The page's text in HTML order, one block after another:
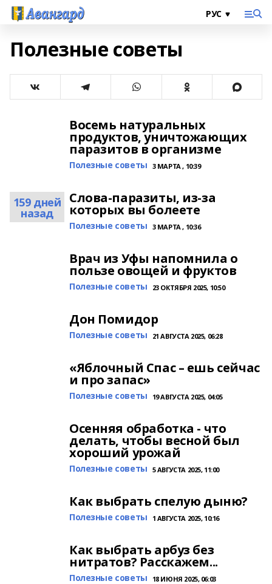
Полезные советы
Восемь натуральных
продуктов, уничтожающих
паразитов в организме
Полезные советы 3 МАРТА , 10:39
159 дней
назад
Слова-паразиты, из-за
которых вы болеете
Полезные советы 3 МАРТА , 10:36
Врач из Уфы напомнила о
пользе овощей и фруктов
Полезные советы 23 ОКТЯБРЯ 2025, 10:50
Дон Помидор
Полезные советы 21 АВГУСТА 2025, 06:28
«Яблочный Спас – ешь сейчас
и про запас»
Полезные советы 19 АВГУСТА 2025, 04:05
Осенняя обработка - что
делать, чтобы весной был
хороший урожай
Полезные советы 5 АВГУСТА 2025, 11:00
Как выбрать спелую дыню?
Полезные советы 1 АВГУСТА 2025, 10:16
Как выбрать арбуз без
нитратов? Расскажем...
Полезные советы 18 ИЮНЯ 2025, 06:03